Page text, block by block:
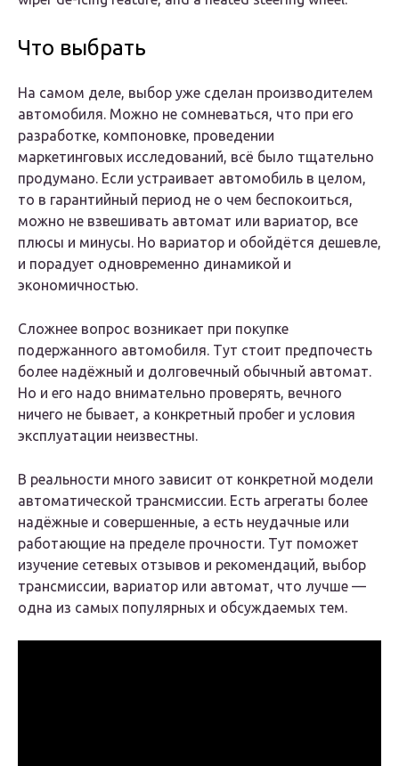
Что выбрать
На самом деле, выбор уже сделан производителем
автомобиля. Можно не сомневаться, что при его
разработке, компоновке, проведении
маркетинговых исследований, всё было тщательно
продумано. Если устраивает автомобиль в целом,
то в гарантийный период не о чем беспокоиться,
можно не взвешивать автомат или вариатор, все
плюсы и минусы. Но вариатор и обойдётся дешевле,
и порадует одновременно динамикой и
экономичностью.
Сложнее вопрос возникает при покупке
подержанного автомобиля. Тут стоит предпочесть
более надёжный и долговечный обычный автомат.
Но и его надо внимательно проверять, вечного
ничего не бывает, а конкретный пробег и условия
эксплуатации неизвестны.
В реальности много зависит от конкретной модели
автоматической трансмиссии. Есть агрегаты более
надёжные и совершенные, а есть неудачные или
работающие на пределе прочности. Тут поможет
изучение сетевых отзывов и рекомендаций, выбор
трансмиссии, вариатор или автомат, что лучше —
одна из самых популярных и обсуждаемых тем.